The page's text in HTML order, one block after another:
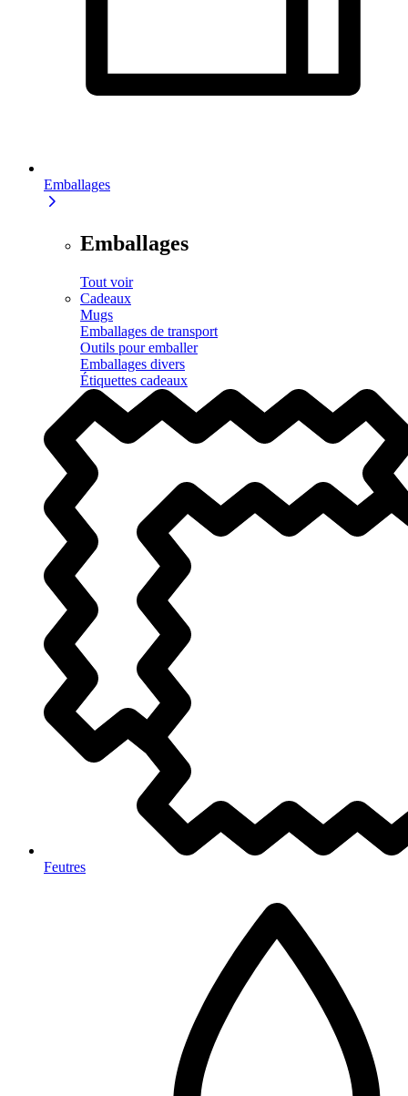
Emballages
Emballages
Tout voir
Cadeaux
Mugs
Emballages de transport
Outils pour emballer
Emballages divers
Étiquettes cadeaux
Feutres